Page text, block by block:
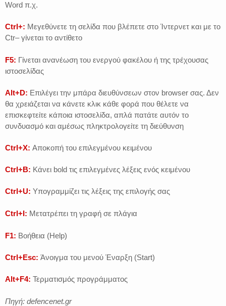
Word π.χ.
Ctrl+: Μεγεθύνετε τη σελίδα που βλέπετε στο Ίντερνετ και με το
Ctr– γίνεται το αντίθετο
F5: Γίνεται ανανέωση του ενεργού φακέλου ή της τρέχουσας
ιστοσελίδας
Alt+D: Επιλέγει την μπάρα διευθύνσεων στον browser σας. Δεν
θα χρειάζεται να κάνετε κλικ κάθε φορά που θέλετε να
επισκεφτείτε κάποια ιστοσελίδα, απλά πατάτε αυτόν το
συνδυασμό και αμέσως πληκτρολογείτε τη διεύθυνση
Ctrl+X: Αποκοπή του επιλεγμένου κειμένου
Ctrl+B: Κάνει bold τις επιλεγμένες λέξεις ενός κειμένου
Ctrl+U: Υπογραμμίζει τις λέξεις της επιλογής σας
Ctrl+I: Μετατρέπει τη γραφή σε πλάγια
F1: Βοήθεια (Help)
Ctrl+Esc: Άνοιγμα του μενού Έναρξη (Start)
Alt+F4: Τερματισμός προγράμματος
Πηγή: defencenet.gr